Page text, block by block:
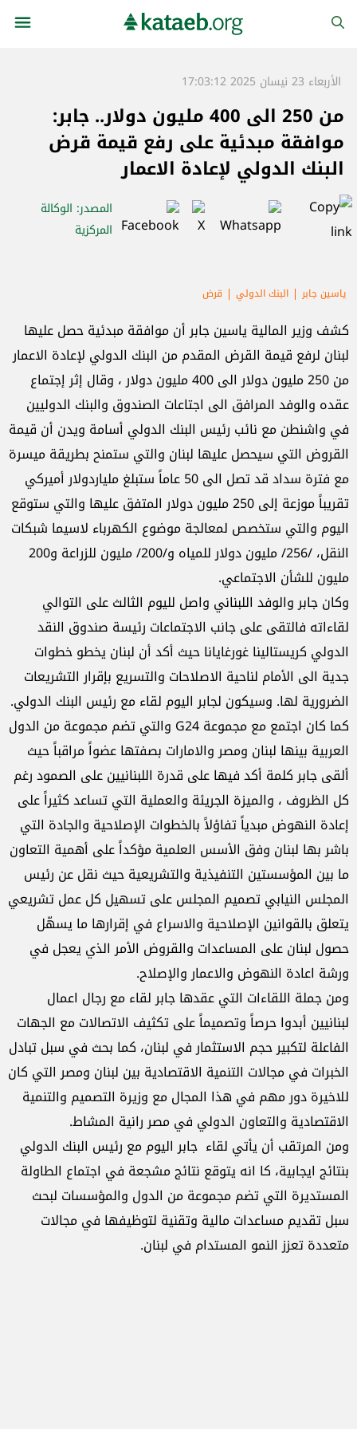
الأربعاء 23 نيسان 2025 17:03:12
من 250 الى 400 مليون دولار.. جابر:
موافقة مبدئية على رفع قيمة قرض
البنك الدولي لإعادة الاعمار
المصدر: الوكالة
المركزية
ياسين جابر البنك الدولي قرض
كشف وزير المالية ياسين جابر أن موافقة مبدئية حصل عليها
لبنان لرفع قيمة القرض المقدم من البنك الدولي لإعادة الاعمار
من 250 مليون دولار الى 400 مليون دولار ، وقال إثر إجتماع
عقده والوفد المرافق الى اجتاعات الصندوق والبنك الدوليين
في واشنطن مع نائب رئيس البنك الدولي أسامة ويدن أن قيمة
القروض التي سيحصل عليها لبنان والتي ستمنح بطريقة ميسرة
مع فترة سداد قد تصل الى 50 عاماً ستبلغ ملياردولار أميركي
تقريباً موزعة إلى 250 مليون دولار المتفق عليها والتي ستوقع
اليوم والتي ستخصص لمعالجة موضوع الكهرباء لاسيما شبكات
النقل، /256/ مليون دولار للمياه و/200/ مليون للزراعة و200
مليون للشأن الاجتماعي.
وكان جابر والوفد اللبناني واصل لليوم الثالث على التوالي
لقاءاته فالتقى على جانب الاجتماعات رئيسة صندوق النقد
الدولي كريستالينا غورغايانا حيث أكد أن لبنان يخطو خطوات
جدية الى الأمام لناحية الاصلاحات والتسريع بإقرار التشريعات
الضرورية لها. وسيكون لجابر اليوم لقاء مع رئيس البنك الدولي.
كما كان اجتمع مع مجموعة G24 والتي تضم مجموعة من الدول
العربية بينها لبنان ومصر والامارات بصفتها عضواً مراقباً حيث
ألقى جابر كلمة أكد فيها على قدرة اللبنانيين على الصمود رغم
كل الظروف ، والميزة الجريئة والعملية التي تساعد كثيراً على
إعادة النهوض مبدياً تفاؤلاً بالخطوات الإصلاحية والجادة التي
باشر بها لبنان وفق الأسس العلمية مؤكداً على أهمية التعاون
ما بين المؤسستين التنفيذية والتشريعية حيث نقل عن رئيس
المجلس النيابي تصميم المجلس على تسهيل كل عمل تشريعي
يتعلق بالقوانين الإصلاحية والاسراع في إقرارها ما يسهّل
حصول لبنان على المساعدات والقروض الأمر الذي يعجل في
ورشة اعادة النهوض والاعمار والإصلاح.
ومن جملة اللقاءات التي عقدها جابر لقاء مع رجال اعمال
لبنانيين أبدوا حرصاً وتصميماً على تكثيف الاتصالات مع الجهات
الفاعلة لتكبير حجم الاستثمار في لبنان، كما بحث في سبل تبادل
الخبرات في مجالات التنمية الاقتصادية بين لبنان ومصر التي كان
للاخيرة دور مهم في هذا المجال مع وزيرة التصميم والتنمية
الاقتصادية والتعاون الدولي في مصر رانية المشاط.
ومن المرتقب أن يأتي لقاء جابر اليوم مع رئيس البنك الدولي
بنتائج ايجابية، كا انه يتوقع نتائج مشجعة في اجتماع الطاولة
المستديرة التي تضم مجموعة من الدول والمؤسسات لبحث
سبل تقديم مساعدات مالية وتقنية لتوظيفها في مجالات
متعددة تعزز النمو المستدام في لبنان.